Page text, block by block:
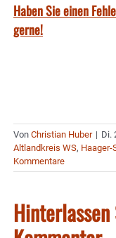
Haben Sie einen
gerne!
Von Christian Huber | Di.
Altlandkreis WS, Haager-
Kommentare